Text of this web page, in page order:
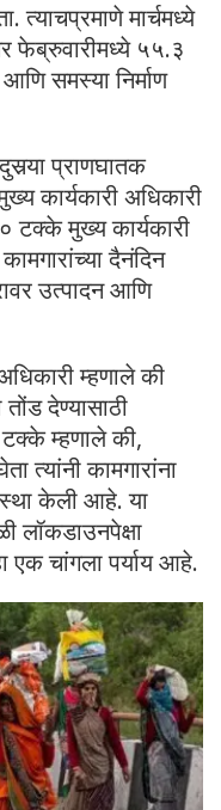
त्याचप्रमाणे मार्चमध्ये
फेब्रुवारीमध्ये ५५.३
आणि समस्या निर्माण
प्राणघातक
कार्यकारी अधिकारी
टक्के मुख्य कार्यकारी
दैनंदिन
उत्पादन आणि
म्हणाले की
देण्यासाठी
म्हणाले की,
त्यांनी कामगारांना
केली आहे. या
लॉकडाउनपेक्षा
एक चांगला पर्याय आहे.